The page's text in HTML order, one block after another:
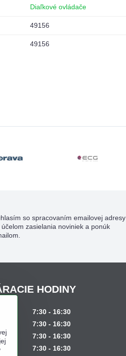
Diaľkové ovládače
49156
49156
so spracovaním emailovej adresy
účelom zasielania noviniek a ponúk
HODINY
7:30 - 16:30
7:30 - 16:30
7:30 - 16:30
7:30 - 16:30